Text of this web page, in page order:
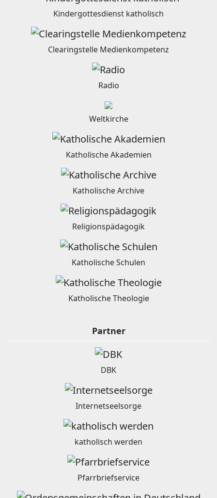
Kindergottesdienst katholisch
Clearingstelle Medienkompetenz
Radio
Weltkirche
Katholische Akademien
Katholische Archive
Religionspädagogik
Katholische Schulen
Katholische Theologie
Partner
DBK
Internetseelsorge
katholisch werden
Pfarrbriefservice